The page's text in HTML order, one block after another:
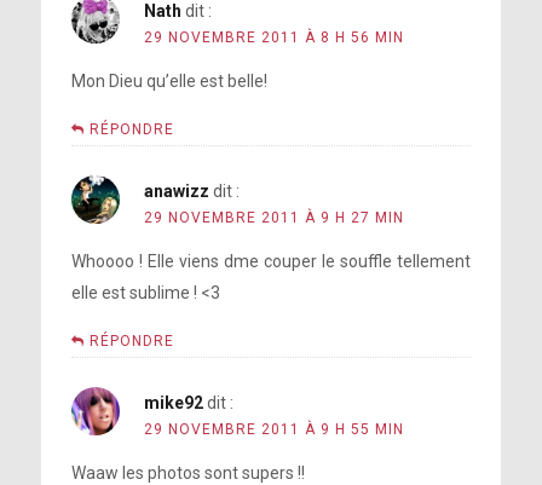
Nath dit :
29 NOVEMBRE 2011 À 8 H 56 MIN
Mon Dieu qu’elle est belle!
RÉPONDRE
anawizz dit :
29 NOVEMBRE 2011 À 9 H 27 MIN
Whoooo ! Elle viens dme couper le souffle tellement
elle est sublime ! <3
RÉPONDRE
mike92 dit :
29 NOVEMBRE 2011 À 9 H 55 MIN
Waaw les photos sont supers !!